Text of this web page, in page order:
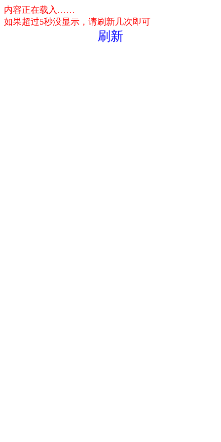
内容正在载入……
如果超过5秒没显示，请刷新几次即可
刷新